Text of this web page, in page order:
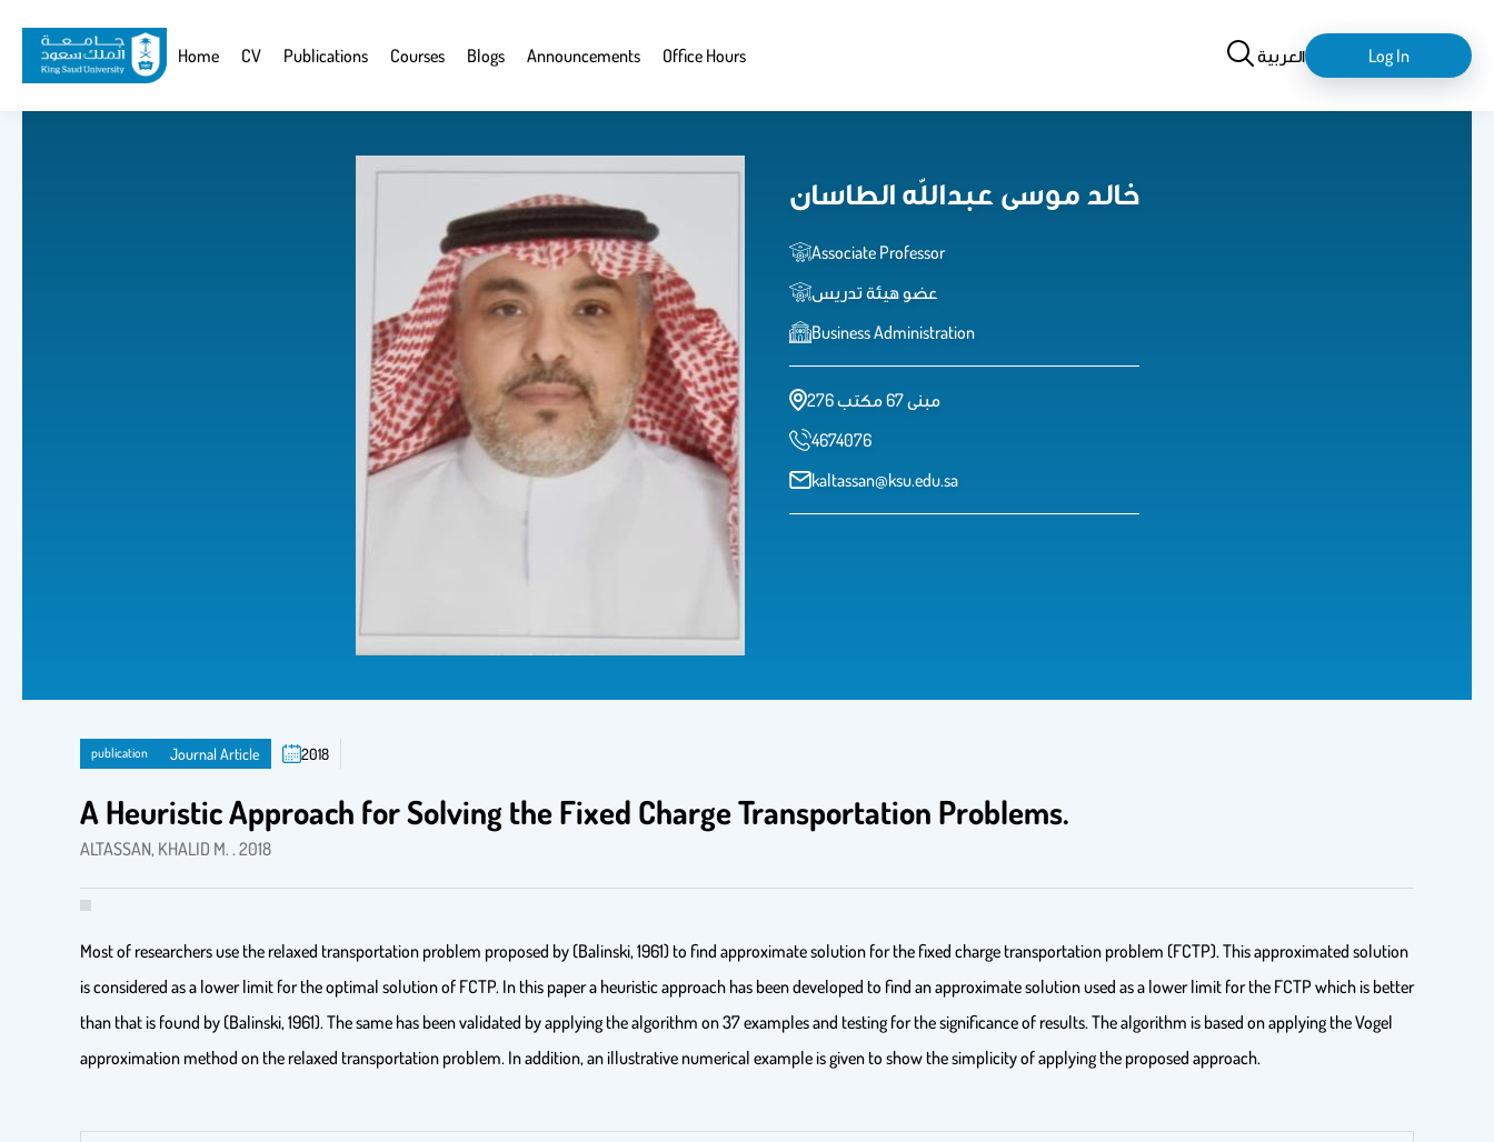
main
content
Website
Home CV Publications Courses Blogs Announcements Office Hours Searchالعربيةlogin-
logout
Log In
خالد موسى عبدالله الطاسان
Associate Professor
عضو هيئة تدريس
Business Administration
مبنى 67 مكتب 276
4674076
kaltassan@ksu.edu.sa
publication Journal Article 2018
A Heuristic Approach for Solving the Fixed Charge ‎Transportation Problems.‎
ALTASSAN, KHALID M. . 2018
Most of researchers use the relaxed transportation problem proposed by (Balinski, 1961) to find approximate solution for the fixed charge transportation problem (FCTP). This approximated solution
is considered as a lower limit for the optimal solution of FCTP. In this paper a heuristic approach has been developed to find an approximate solution used as a lower limit for the FCTP which is better
than that is found by (Balinski, 1961). The same has been validated by applying the algorithm on 37 examples and testing for the significance of results. The algorithm is based on applying the Vogel
approximation method on the relaxed transportation problem. In addition, an illustrative numerical example is given to show the simplicity of applying the proposed approach.